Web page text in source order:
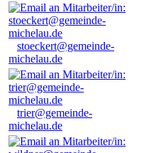
stoeckert@gemeinde-
michelau.de
trier@gemeinde-
michelau.de